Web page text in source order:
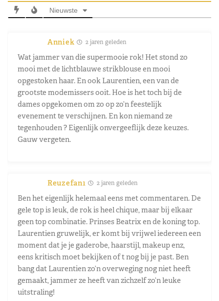
Nieuwste
Anniek 2 jaren geleden
Wat jammer van die supermooie rok! Het stond zo
mooi met de lichtblauwe strikblouse en mooi
opgestoken haar. En ook Laurentien, een van de
grootste modemissers ooit. Hoe is het toch bij de
dames opgekomen om zo op zo’n feestelijk
evenement te verschijnen. En kon niemand ze
tegenhouden ? Eigenlijk onvergeeflijk deze keuzes.
Gauw vergeten.
Reuzefan1 2 jaren geleden
Ben het eigenlijk helemaal eens met commentaren. De
gele top is leuk, de rok is heel chique, maar bij elkaar
geen top combinatie. Prinses Beatrix en de koning top.
Laurentien gruwelijk, er komt bij vrijwel iedereen een
moment dat je je gaderobe, haarstijl, makeup enz,
eens kritisch moet bekijken of t nog bij je past. Ben
bang dat Laurentien zo’n overweging nog niet heeft
gemaakt, jammer ze heeft van zichzelf zo’n leuke
uitstraling!